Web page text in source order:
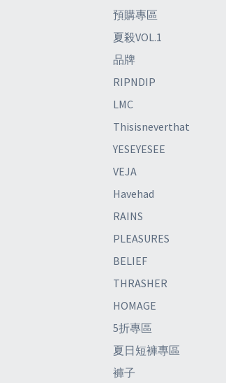
預購專區
夏殺VOL.1
品牌
RIPNDIP
LMC
Thisisneverthat
YESEYESEE
VEJA
Havehad
RAINS
PLEASURES
BELIEF
THRASHER
HOMAGE
5折專區
夏日短褲專區
褲子